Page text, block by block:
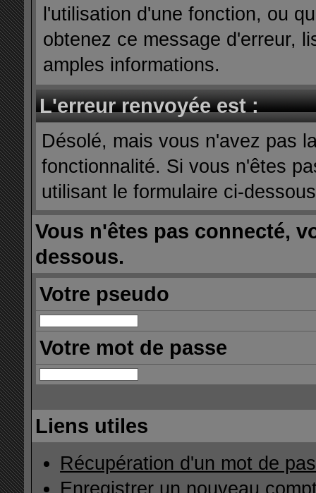
l'utilisation d'une fonction, ou
obtenez ce message d'erreur,
amples informations.
L'erreur renvoyée est :
Désolé, mais vous n'avez pas
fonctionnalité. Si vous n'êtes
utilisant le formulaire ci-
Vous n'êtes pas connecté,
dessous.
Votre pseudo
Votre mot de passe
Liens utiles
Récupération d'un mot de
Enregistrer un nouveau